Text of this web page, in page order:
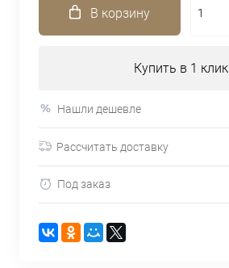
В корзину
Купить в 1 клик
Нашли дешевле
Рассчитать доставку
Под заказ